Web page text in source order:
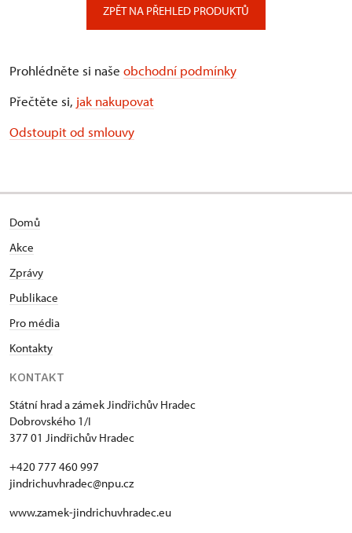
ZPĚT NA PŘEHLED PRODUKTŮ
Prohlédněte si naše obchodní podmínky
Přečtěte si, jak nakupovat
Odstoupit od smlouvy
Domů
Akce
Zprávy
Publikace
Pro média
Kontakty
KONTAKT
Státní hrad a zámek Jindřichův Hradec
Dobrovského 1/I
377 01 Jindřichův Hradec
+420 777 460 997
jindrichuvhradec@npu.cz
www.zamek-jindrichuvhradec.eu